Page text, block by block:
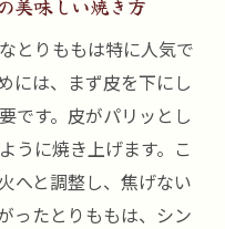
焼肉の深淵へ
旅
知識
もの絶品
道
縁
美味しい焼き方
とりももは特に人気で
には、まず皮を下にし
です。皮がパリッとし
うに焼き上げます。こ
へと調整し、焦げない
ったとりももは、シン